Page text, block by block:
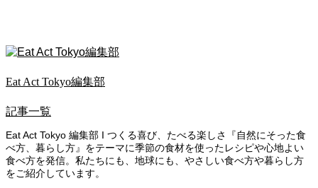
Eat Act Tokyo編集部
記事一覧
Eat Act Tokyo 編集部 I つくる喜び、たべる楽しさ『自然にそった食
べ方、暮らし方』をテーマに季節の食材を使ったレシピや心地よい
食べ方を発信。私たちにも、地球にも、やさしい食べ方や暮らし方
をご紹介しています。